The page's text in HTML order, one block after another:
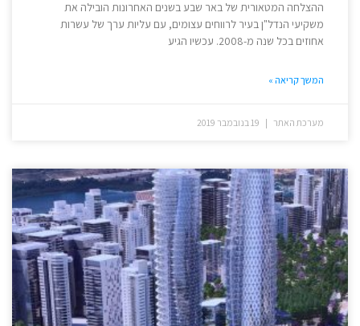
ההצלחה המטאורית של באר שבע בשנים האחרונות הובילה את
משקיעי הנדל"ן בעיר לרווחים עצומים, עם עליות ערך של עשרות
אחוזים בכל שנה מ-2008. עכשיו הגיע
המשך קריאה »
מערכת האתר